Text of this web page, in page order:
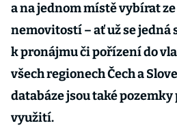
a na jednom místě vybírat
nemovitostí – ať už se jedná
k pronájmu či pořízení do
všech regionech Čech a
databáze jsou také
využití.